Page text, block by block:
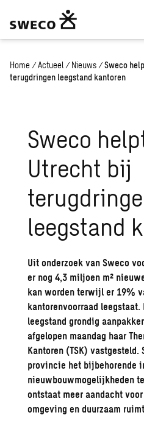
Home / Actueel / Nieuws / Sweco
terugdringen leegstand kantoren
Sweco
Utrecht bij
leegstand
Uit onderzoek van Sweco
er nog 4,3 miljoen m²
kan worden terwijl er 19%
kantorenvoorraad
leegstand grondig
afgelopen maandag haar
Kantoren (TSK) vastgesteld.
provincie het bijbehorende
nieuwbouwmogelijkheden
ontstaat meer aandacht
omgeving en duurzaam